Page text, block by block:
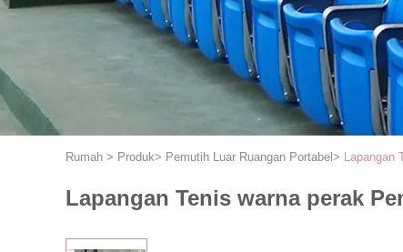
Rumah > Produk> Pemutih Luar Ruangan Portabel > Lapangan
Lapangan Tenis warna perak